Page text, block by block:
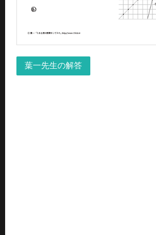
葉一先生の解答